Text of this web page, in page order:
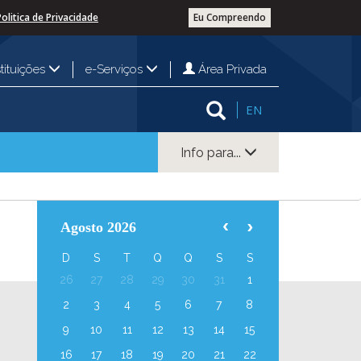
Eu Compreendo
de Privacidade
e-Serviços Área Privada
EN
Info para...
Agosto 2026
D S T Q Q S
S
26
27 28 29 30 31
1
2
3 4 5 6 7
8
9
10 11 12 13 14
15
16
17 18 19 20 21
22